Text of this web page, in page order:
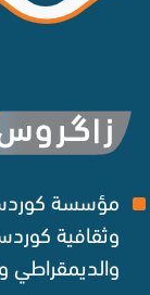
مؤسسة
وثقافية
والديمقراطي